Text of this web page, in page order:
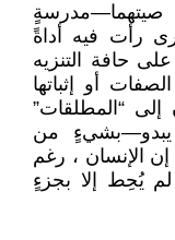
رأت فيه أداةً
حافة التنزيه
أو إثباتها
إلى “المطلقات”
من
الإنسان ، رغم
لم يُحِط إلا بجزءٍ